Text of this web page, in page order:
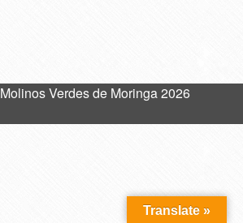
Molinos Verdes de Moringa 2026
Translate »